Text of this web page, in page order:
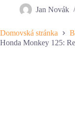
Jan Novák
Domovská stránka
Honda Monkey 125: